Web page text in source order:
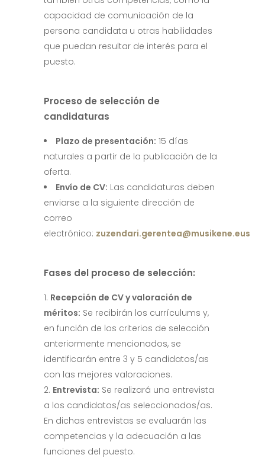
capacidad de comunicación de la
persona candidata u otras habilidades
que puedan resultar de interés para el
puesto.
Proceso de selección de
candidaturas
Plazo de presentación: 15 días
naturales a partir de la publicación de la
oferta.
Envío de CV: Las candidaturas deben
enviarse a la siguiente dirección de
correo
electrónico: zuzendari.gerentea@musikene.eus
Fases del proceso de selección:
Recepción de CV y valoración de
méritos: Se recibirán los currículums y,
en función de los criterios de selección
anteriormente mencionados, se
identificarán entre 3 y 5 candidatos/as
con las mejores valoraciones.
Entrevista: Se realizará una entrevista
a los candidatos/as seleccionados/as.
En dichas entrevistas se evaluarán las
competencias y la adecuación a las
funciones del puesto.